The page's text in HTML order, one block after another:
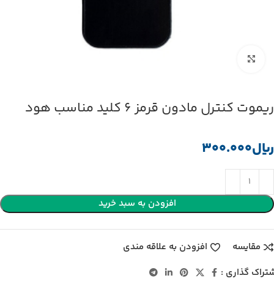
ریموت کنترل مادون قرمز 6 کلید مناسب هود
﷼
افزودن به سبد خرید
مقایسه
افزودن به علاقه مندی
گذاری :